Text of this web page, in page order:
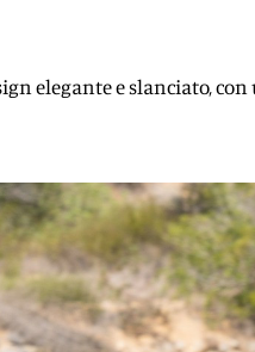
elegante e slanciato,